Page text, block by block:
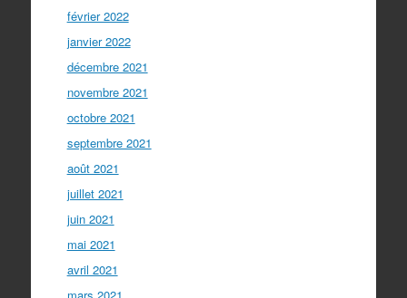
février 2022
janvier 2022
décembre 2021
novembre 2021
octobre 2021
septembre 2021
août 2021
juillet 2021
juin 2021
mai 2021
avril 2021